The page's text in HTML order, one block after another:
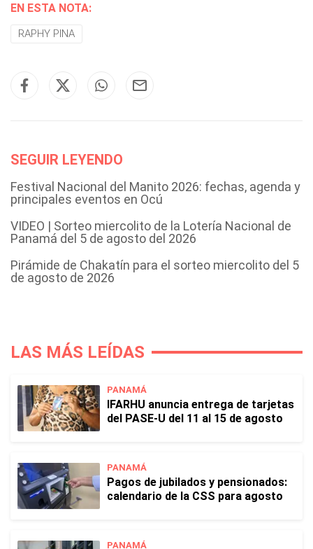
EN ESTA NOTA:
RAPHY PINA
SEGUIR LEYENDO
Festival Nacional del Manito 2026: fechas, agenda y
principales eventos en Ocú
VIDEO | Sorteo miercolito de la Lotería Nacional de
Panamá del 5 de agosto del 2026
Pirámide de Chakatín para el sorteo miercolito del 5
de agosto de 2026
LAS MÁS LEÍDAS
PANAMÁ
IFARHU anuncia entrega de tarjetas
del PASE-U del 11 al 15 de agosto
PANAMÁ
Pagos de jubilados y pensionados:
calendario de la CSS para agosto
PANAMÁ